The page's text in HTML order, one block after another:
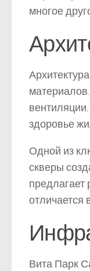
многое
здоровье
Одной из
скверы
предлагает
отличается
Вита Парк